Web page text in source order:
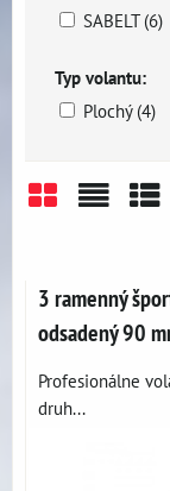
SABELT (6)
Typ volantu:
Plochý (4)
3 ramenný
odsadený 90
Profesionálne
druh...